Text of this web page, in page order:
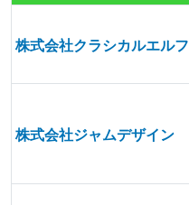
株式会社クラシカルエルフ
株式会社ジャムデザイン